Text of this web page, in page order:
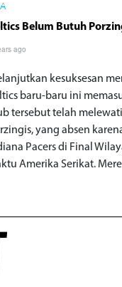
Belum Butuh
ago
kesuksesan
baru-baru ini
tersebut telah
yang absen
Pacers di Final
Amerika Serikat.